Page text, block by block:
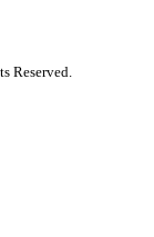
Reserved.